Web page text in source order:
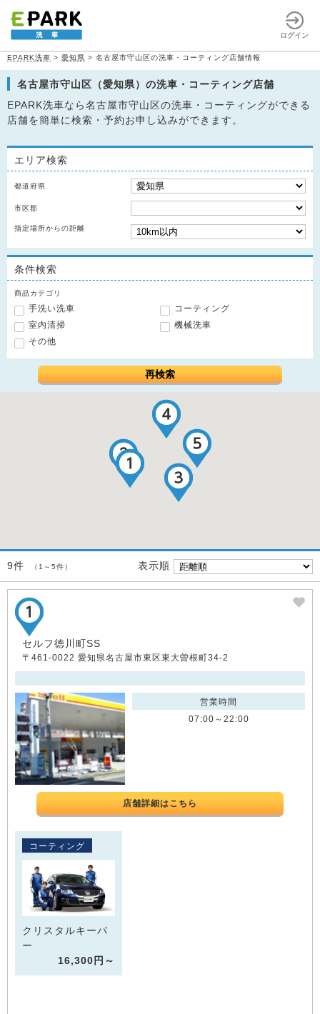
ログイン
EPARK洗車 > 愛知県 > 名古屋市守山区の洗車・コーティング店舗情報
名古屋市守山区（愛知県）の洗車・コーティング店舗
EPARK洗車なら名古屋市守山区の洗車・コーティングができる
店舗を簡単に検索・予約お申し込みができます。
エリア検索
都道府県
市区郡
指定場所からの距離
条件検索
商品カテゴリ
手洗い洗車
コーティング
室内清掃
機械洗車
その他
再検索
9件 （1～5件） 表示順
セルフ徳川町SS
〒461-0022 愛知県名古屋市東区東大曽根町34-2
営業時間
07:00～22:00
店舗詳細はこちら
コーティング
クリスタルキーパ
ー
16,300円～